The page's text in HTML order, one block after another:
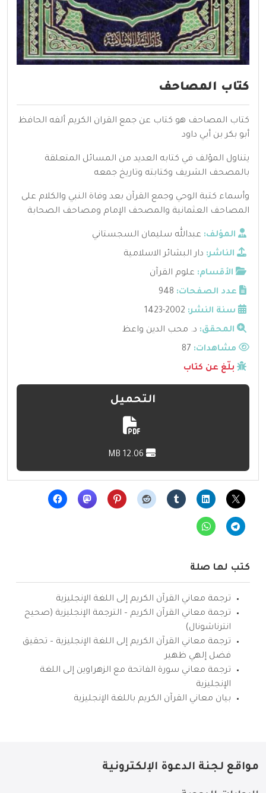
كتاب المصاحف
كتاب المصاحف هو كتاب عن جمع القران الكريم ألفه الحافظ
أبو بكر بن أبي داود
يتناول المؤلف في كتابه العديد من المسائل المتعلقة
بالمصحف الشريف وكتابته وتاريخ جمعه
وأسماء كتبة الوحي وجمع القرآن بعد وفاة النبي والكلام على
المصاحف العثمانية والمصحف الإمام ومصاحف الصحابة
المؤلف: عبدالله سليمان السجستاني
الناشر: دار البشائر الاسلامية
الأقسام: علوم القرآن
عدد الصفحات: 948
سنة النشر: 2002-1423
المحقق: د. محب الدين واعظ
مشاهدات:
بلّغ عن كتاب
التحميل
كتب لها صلة
ترجمة معاني القرآن الكريم إلى اللغة الإنجليزية
ترجمة معاني القرآن الكريم – الترجمة الإنجليزية (صحيح
انترناشونال)
ترجمة معاني القرآن الكريم إلى اللغة الإنجليزية – تحقيق
فضل إلهي ظهير
ترجمة معاني سورة الفاتحة مع الزهراوين إلى اللغة
الإنجليزية
بيان معاني القرآن الكريم باللغة الإنجليزية
مواقع لجنة الدعوة الإلكترونية